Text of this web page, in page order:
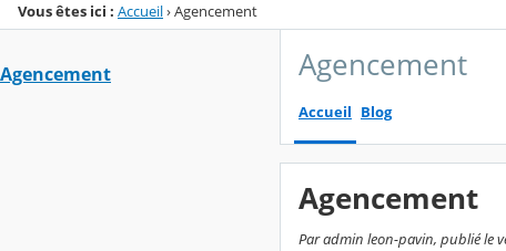
Vous êtes ici : Accueil›Agencement
Agencement Agencement
Accueil Blog
Agencement
Par admin leon-pavin, publié le